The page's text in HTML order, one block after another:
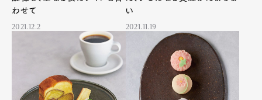
Product Culture Lifestyle
Pen Membership
Magazine
Official Columnist
About
Contact
わせて
2021.12.2
い
2021.11.19